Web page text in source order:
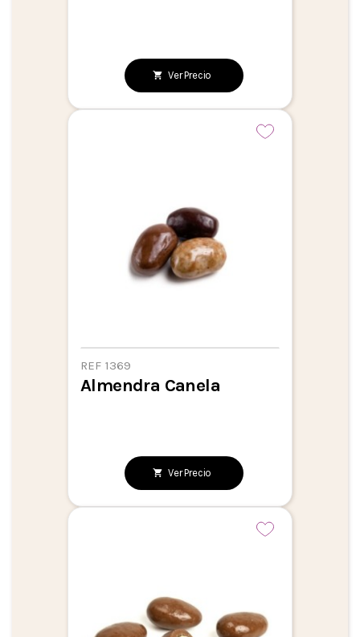
Ver Precio
REF 1369
Almendra Canela
Ver Precio